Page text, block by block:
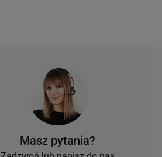
Masz pytania?